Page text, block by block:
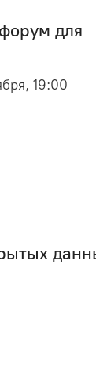
для
19:00